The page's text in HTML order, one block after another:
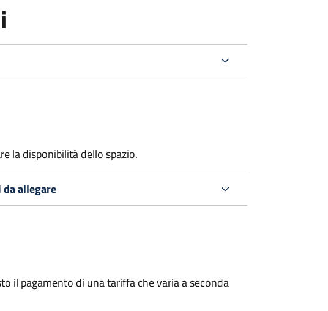
la disponibilità dello spazio.
allegare
il pagamento di una tariffa che varia a seconda